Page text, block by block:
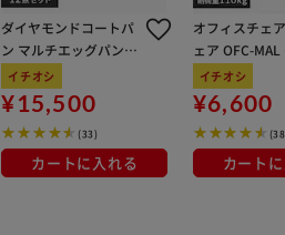
ダイヤモンドコートパ
ン マルチエッグパン入
り 12点セット IHガス
火対応 MEGI-12S ブラ
ウンメタリック
イチオシ
¥15,500
(33)
カートに入れる
オフィスチェ
ェア OFC-
ン
イチオシ
¥6,600
カート